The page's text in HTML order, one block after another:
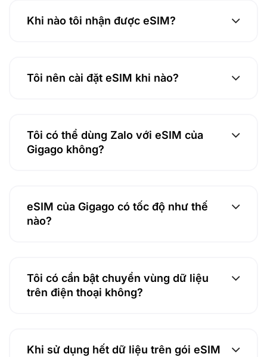
Khi nào tôi nhận được eSIM?
Tôi nên cài đặt eSIM khi nào?
Tôi có thể dùng Zalo với eSIM của
Gigago không?
eSIM của Gigago có tốc độ như thế
nào?
Tôi có cần bật chuyển vùng dữ liệu
trên điện thoại không?
Khi sử dụng hết dữ liệu trên gói eSIM